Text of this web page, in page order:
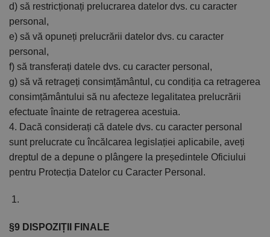
d) să restricționați prelucrarea datelor dvs. cu caracter
personal,
e) să vă opuneți prelucrării datelor dvs. cu caracter
personal,
f) să transferați datele dvs. cu caracter personal,
g) să vă retrageți consimțământul, cu condiția ca retragerea
consimțământului să nu afecteze legalitatea prelucrării
efectuate înainte de retragerea acestuia.
4. Dacă considerați că datele dvs. cu caracter personal
sunt prelucrate cu încălcarea legislației aplicabile, aveți
dreptul de a depune o plângere la președintele Oficiului
pentru Protecția Datelor cu Caracter Personal.
§9 DISPOZIȚII FINALE